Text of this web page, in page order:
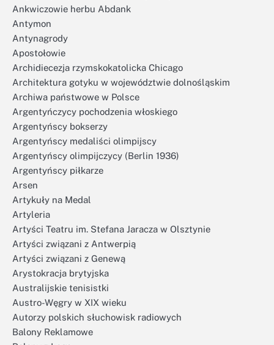
Ankwiczowie herbu Abdank
Antymon
Antynagrody
Apostołowie
Archidiecezja rzymskokatolicka Chicago
Architektura gotyku w województwie dolnośląskim
Archiwa państwowe w Polsce
Argentyńczycy pochodzenia włoskiego
Argentyńscy bokserzy
Argentyńscy medaliści olimpijscy
Argentyńscy olimpijczycy (Berlin 1936)
Argentyńscy piłkarze
Arsen
Artykuły na Medal
Artyleria
Artyści Teatru im. Stefana Jaracza w Olsztynie
Artyści związani z Antwerpią
Artyści związani z Genewą
Arystokracja brytyjska
Australijskie tenisistki
Austro-Węgry w XIX wieku
Autorzy polskich słuchowisk radiowych
Balony Reklamowe